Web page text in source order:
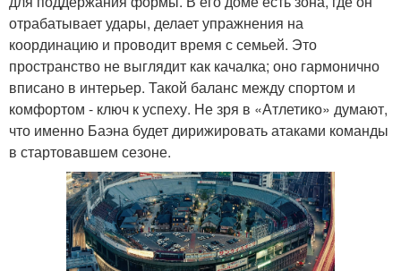
отрабатывает удары, делает упражнения на
координацию и проводит время с семьей. Это
пространство не выглядит как качалка; оно гармонично
вписано в интерьер. Такой баланс между спортом и
комфортом - ключ к успеху. Не зря в «Атлетико» думают,
что именно Баэна будет дирижировать атаками команды
в стартовавшем сезоне.